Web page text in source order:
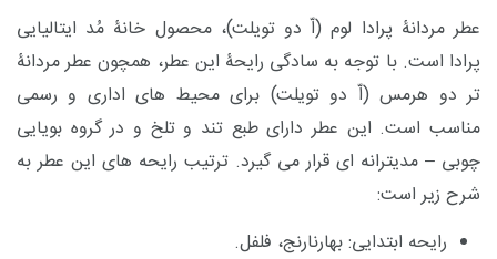
عطر مردانۀ پرادا لوم (اّ دو تویلت)،محصول خانۀ مُد ایتالیایی
پرادا است. با توجه به سادگی رایحۀ این عطر، همچون عطر مردانۀ
تر دو هرمس (اّ دو تویلت) برای محیط های اداری و رسمی
مناسب است. این عطر دارای طبع تند و تلخ و در گروه بویایی
چوبی – مدیترانه ای قرار می گیرد. ترتیب رایحه های این عطر به
شرح زیر است:
رایحه ابتدایی: بهارنارنج، فلفل.